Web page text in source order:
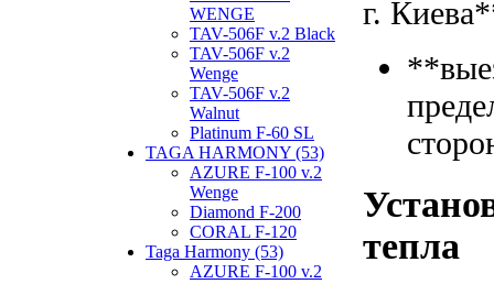
WENGE
TAV-506F v.2 Black
TAV-506F v.2
Wenge
TAV-506F v.2
Walnut
Platinum F-60 SL
TAGA HARMONY (53)
AZURE F-100 v.2
Wenge
Diamond F-200
CORAL F-120
Taga Harmony (53)
AZURE F-100 v.2
г.
тепла